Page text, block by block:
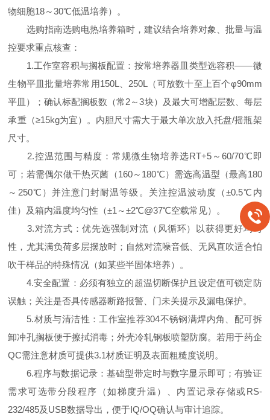
物细胞18～30℃低温培养）。
选购指南选购电热培养箱时，建议结合培养对象、批量与温
控要求重点核查：
1.工作室容积与搁板配置：按常培养器皿类型选容积——微
生物平皿批量培养常用150L、250L（可放数十至上百个φ90mm
平皿）；确认标配搁板数（常2～3块）及最大可增配层数、每层
承重（≥15kg为宜）。内胆尺寸需大于最大单次放入托盘/摇瓶架
尺寸。
2.控温范围与精度：常规微生物培养选RT+5～60/70℃即
可；若需偶尔做干热灭菌（160～180℃）需选高温型（最高180
～250℃）并注意门封耐温等级。关注控温波动度（±0.5℃内
佳）及箱内温度均匀性（±1～±2℃@37℃空载常见）。
3.对流方式：优先选强制对流（风循环）以获得更好均匀
性，尤其满负荷多层摆放时；自然对流噪音低、无风直吹适合怕
吹干样品的特殊情况（如某些半固体培养）。
4.安全配置：必须有独立的超温切断保护且设定值可锁定防
误触；关注是否具传感器断路报警、门未关提示及漏电保护。
5.材质与清洁性：工作室推荐304不锈钢满焊内角、配可拆
卸冲孔搁板便于擦拭消毒；外壳冷轧钢板喷塑防腐。若用于药企
QC需注意材质可提供3.1材质证明及表面粗糙度说明。
6.程序与数据记录：基础型带定时与数字显示即可；有验证
需求可选带分段程序（如梯度升温）、内置记录存储或RS-
232/485及USB数据导出，便于IQ/OQ确认与审计追踪。